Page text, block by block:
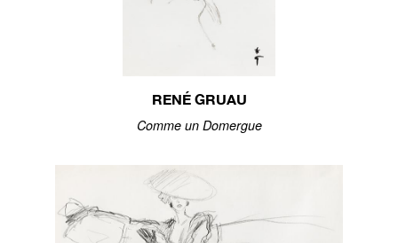
RENÉ GRUAU
Comme un Domergue